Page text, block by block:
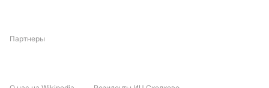
Партнеры